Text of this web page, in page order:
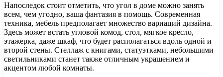
Напоследок стоит отметить, что угол в доме можно занять
всем, чем угодно, ваша фантазия в помощь. Современная
техника, мебель предполагает множество вариаций дизайна.
Здесь может встать угловой комод, стол, мягкое кресло,
этажерка, даже шкаф, что будет располагаться вдоль одной и
второй стены. Стеллаж с книгами, статуэтками, небольшими
светильниками станет также отличным украшением и
акцентом любой комнаты.